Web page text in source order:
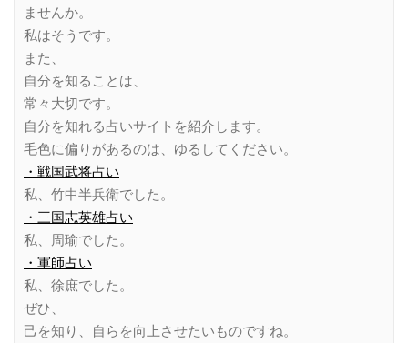
ませんか。
私はそうです。
また、
自分を知ることは、
常々大切です。
自分を知れる占いサイトを紹介します。
毛色に偏りがあるのは、ゆるしてください。
・戦国武将占い
私、竹中半兵衛でした。
・三国志英雄占い
私、周瑜でした。
・軍師占い
私、徐庶でした。
ぜひ、
己を知り、自らを向上させたいものですね。